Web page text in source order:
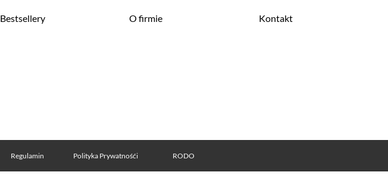
Bestsellery O firmie Kontakt
Regulamin Polityka Prywatnośći RODO